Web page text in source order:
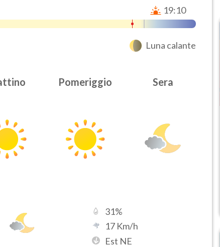
19:10
Luna calante
Pomeriggio Sera
31%
17 Km/h
Est NE